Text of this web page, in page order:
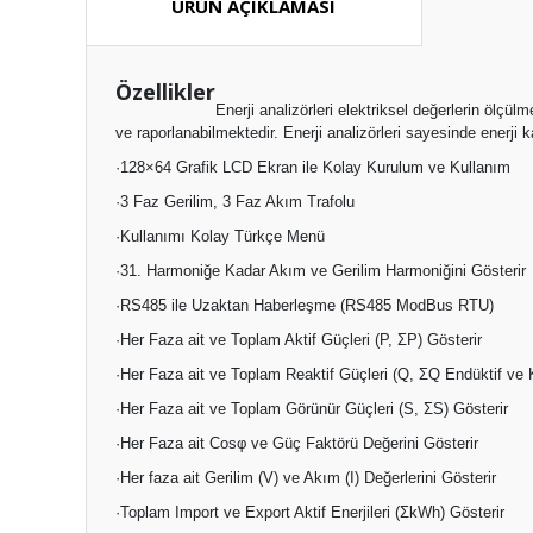
ÜRÜN AÇIKLAMASI
Özellikler
Enerji analizörleri elektriksel değerlerin
ve raporlanabilmektedir. Enerji analizörleri sayesinde enerji
·128×64 Grafik LCD Ekran ile Kolay Kurulum ve Kullanım
·3 Faz Gerilim, 3 Faz Akım Trafolu
·Kullanımı Kolay Türkçe Menü
·31. Harmoniğe Kadar Akım ve Gerilim Harmoniğini Gösterir
·RS485 ile Uzaktan Haberleşme (RS485 ModBus RTU)
·Her Faza ait ve Toplam Aktif Güçleri (P, ΣP) Gösterir
·Her Faza ait ve Toplam Reaktif Güçleri (Q, ΣQ Endüktif ve
·Her Faza ait ve Toplam Görünür Güçleri (S, ΣS) Gösterir
·Her Faza ait Cosφ ve Güç Faktörü Değerini Gösterir
·Her faza ait Gerilim (V) ve Akım (I) Değerlerini Gösterir
·Toplam Import ve Export Aktif Enerjileri (ΣkWh) Gösterir